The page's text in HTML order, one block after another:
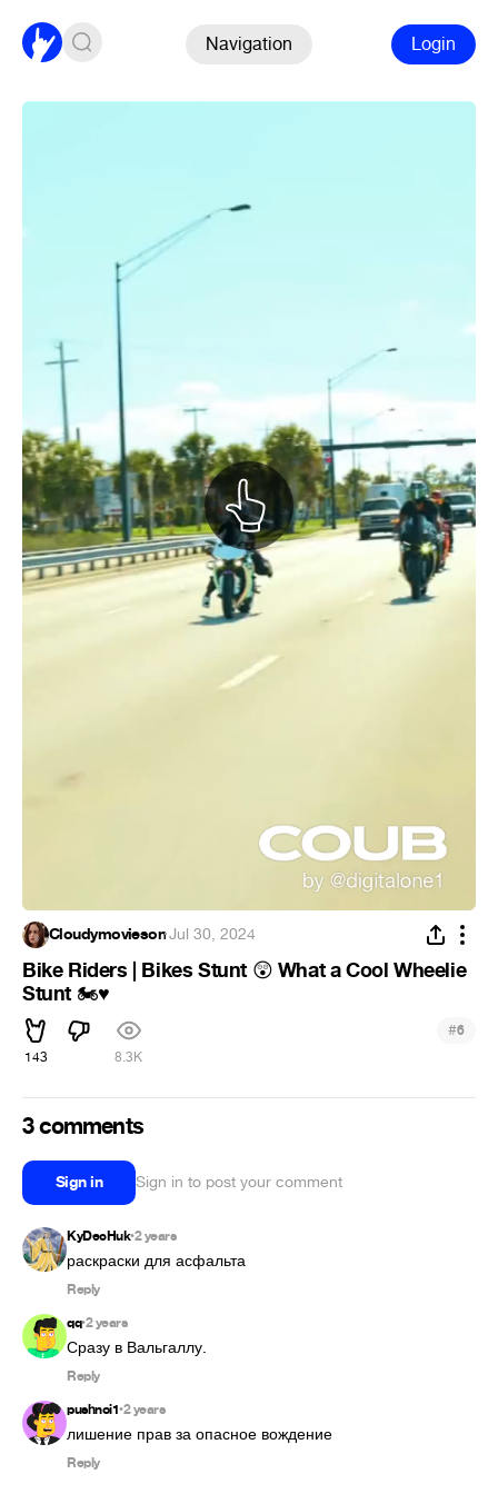
Navigation Login
Cloudymovieson·Jul 30, 2024
Bike Riders | Bikes Stunt 😲 What a Cool Wheelie
Stunt 🏍♥
143 8.3K
#6
3 comments
Sign in Sign in to post your comment
KyDecHuk•2 years
раскраски для асфальта
Reply
qq•2 years
Сразу в Вальгаллу.
Reply
pushnoi1•2 years
лишение прав за опасное вождение
Reply